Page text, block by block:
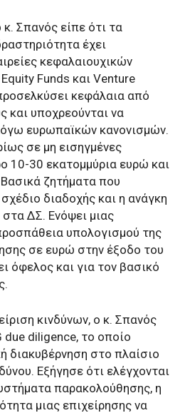
κ. Σπανός είπε ότι τα
έχει
κεφαλαιουχικών
Funds και Venture
κεφάλαια από
και υποχρεούνται να
ευρωπαϊκών κανονισμών.
σε μη εισηγμένες
10-30 εκατομμύρια ευρώ και
ζητήματα που
διαδοχής και η ανάγκη
ΔΣ. Ενόψει μιας
υπολογισμού της
σε ευρώ στην έξοδο του
όφελος και για τον βασικό
κινδύνων, ο κ. Σπανός
due diligence, το οποίο
διακυβέρνηση στο πλαίσιο
Εξήγησε ότι ελέγχονται
παρακολούθησης, η
μιας επιχείρησης να